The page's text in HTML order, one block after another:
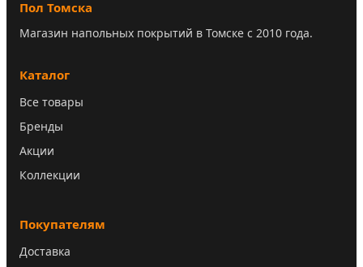
Пол Томска
Магазин напольных покрытий в Томске с 2010 года.
Каталог
Все товары
Бренды
Акции
Коллекции
Покупателям
Доставка